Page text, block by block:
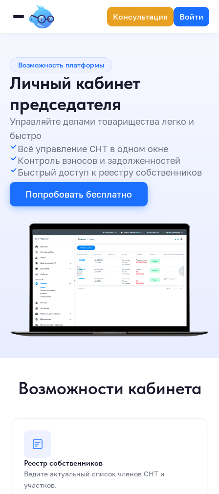
Консультация Войти
Возможность платформы
Личный кабинет
председателя
Управляйте делами товарищества легко и
быстро
Всё управление СНТ в одном окне
Контроль взносов и задолженностей
Быстрый доступ к реестру собственников
Попробовать бесплатно
Возможности кабинета
Реестр собственников
Ведите актуальный список членов СНТ и
участков.